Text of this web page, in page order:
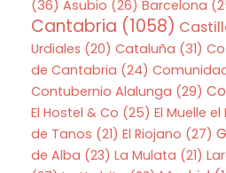
(36) Asubio (26) Barcelona
Cantabria (1058)
Urdiales (20) Cataluña (31)
de Cantabria (24)
Contubernio Alalunga (29)
El Hostel & Co (25) El Muelle
de Tanos (21) El Riojano (27)
de Alba (23) La Mulata (21)